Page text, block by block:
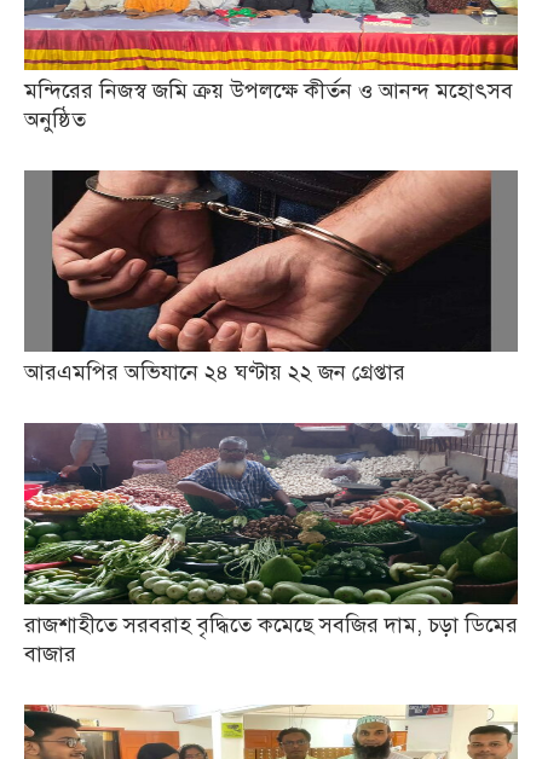
মন্দিরের নিজস্ব জমি ক্রয় উপলক্ষে কীর্তন ও আনন্দ মহোৎসব
অনুষ্ঠিত
আরএমপির অভিযানে ২৪ ঘণ্টায় ২২ জন গ্রেপ্তার
রাজশাহীতে সরবরাহ বৃদ্ধিতে কমেছে সবজির দাম, চড়া ডিমের
বাজার